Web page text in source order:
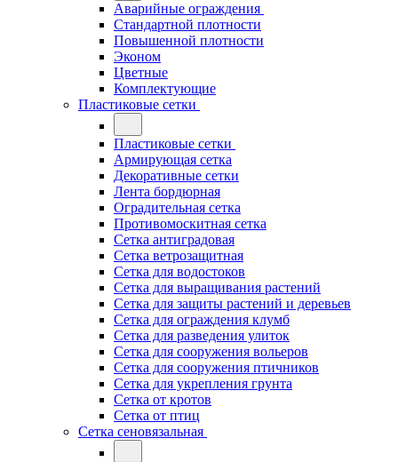
Аварийные ограждения
Стандартной плотности
Повышенной плотности
Эконом
Цветные
Комплектующие
Пластиковые сетки
Пластиковые сетки
Армирующая сетка
Декоративные сетки
Лента бордюрная
Оградительная сетка
Противомоскитная сетка
Сетка антиградовая
Сетка ветрозащитная
Сетка для водостоков
Сетка для выращивания растений
Сетка для защиты растений и деревьев
Сетка для ограждения клумб
Сетка для разведения улиток
Сетка для сооружения вольеров
Сетка для сооружения птичников
Сетка для укрепления грунта
Сетка от кротов
Сетка от птиц
Сетка сеновязальная